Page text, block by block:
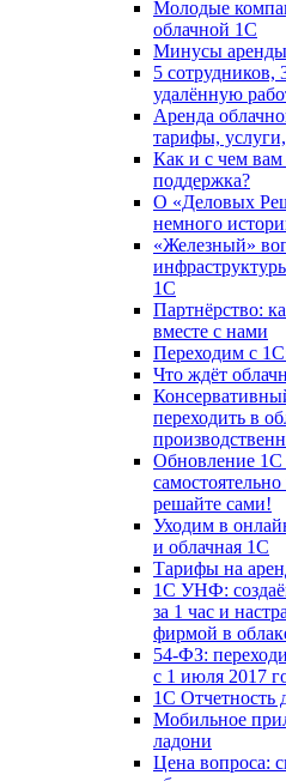
Молодые
облачной 1С
Минусы
5 сотрудников,
удалённую
Аренда
тарифы,
Как и с чем
поддержка?
О «Деловых
немного
«Железный»
1С
Партнёрство:
вместе с нами
Переходим с
Что ждёт
переходить в
Обновление 1С
решайте сами!
Уходим в
и облачная 1С
Тарифы на
1С УНФ:
за 1 час и
фирмой в
54-ФЗ:
с 1 июля 2017
1С Отчетность
Мобильное
ладони
Цена вопроса: